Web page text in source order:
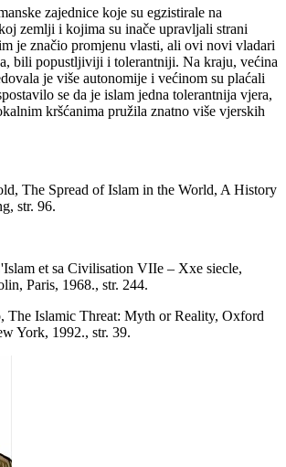
zajednice koje su egzistirale na
zemlji i kojima su inače upravljali strani
je značio promjenu vlasti, ali ovi novi vladari
bili popustljiviji i tolerantniji. Na kraju, većina
je više autonomije i većinom su plaćali
se da je islam jedna tolerantnija vjera,
kršćanima pružila znatno više vjerskih
The Spread of Islam in the World, A History
str. 96.
et sa Civilisation VIIe – Xxe siecle,
Paris, 1968., str. 244.
The Islamic Threat: Myth or Reality, Oxford
York, 1992., str. 39.